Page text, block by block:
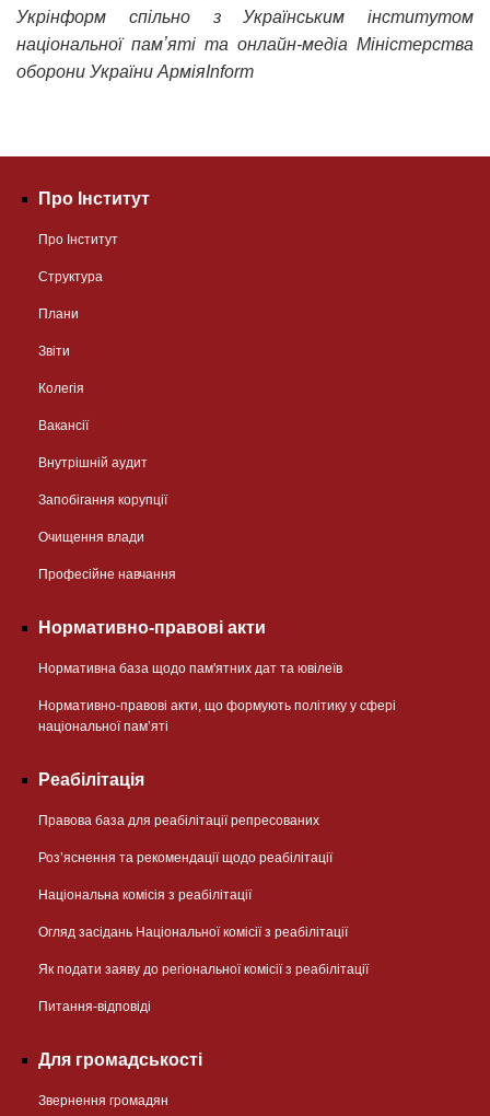
Укрінформ спільно з Українським інститутом
національної памʼяті та онлайн-медіа Міністерства
оборони України АрміяInform
Про Інститут
Про Інститут
Структура
Плани
Звіти
Колегія
Вакансії
Внутрішній аудит
Запобігання корупції
Очищення влади
Професійне навчання
Нормативно-правові акти
Нормативна база щодо пам'ятних дат та ювілеїв
Нормативно-правові акти, що формують політику у сфері
національної памʼяті
Реабілітація
Правова база для реабілітації репресованих
Розʼяснення та рекомендації щодо реабілітації
Національна комісія з реабілітації
Огляд засідань Національної комісії з реабілітації
Як подати заяву до регіональної комісії з реабілітації
Питання-відповіді
Для громадськості
Звернення громадян